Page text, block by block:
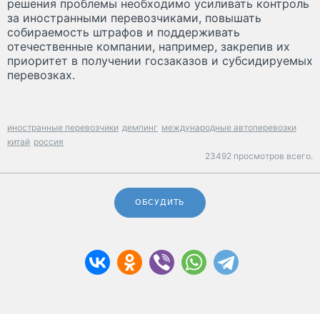
решения проблемы необходимо усиливать контроль
за иностранными перевозчиками, повышать
собираемость штрафов и поддерживать
отечественные компании, например, закрепив их
приоритет в получении госзаказов и субсидируемых
перевозках.
иностранные перевозчики демпинг международные автоперевозки
китай россия
23492 просмотров всего.
ОБСУДИТЬ